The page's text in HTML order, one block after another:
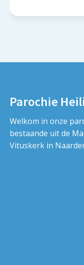
Parochie
Welkom in onze
bestaande uit de
Vituskerk in